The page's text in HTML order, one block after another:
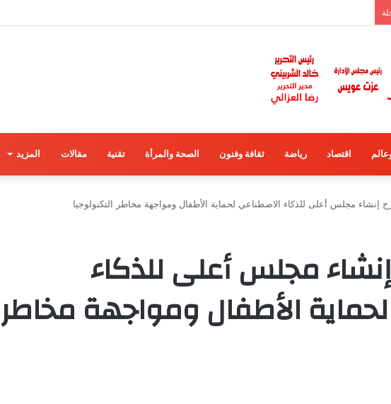
اقتصاد رياضة ثقافة وفنون الصحة والمرأة تقنية مقالات المزيد
إنشاء مجلس أعلى للذكاء الاصطناعي لحماية الأطفال ومواجهة مخاطر التكنولوجيا
مجلس أعلى للذكاء
الأطفال ومواجهة مخاطر